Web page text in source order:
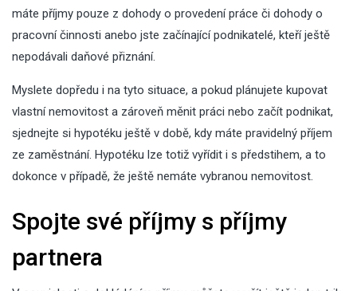
máte příjmy pouze z dohody o provedení práce či dohody o
pracovní činnosti anebo jste začínající podnikatelé, kteří ještě
nepodávali daňové přiznání.
Myslete dopředu i na tyto situace, a pokud plánujete kupovat
vlastní nemovitost a zároveň měnit práci nebo začít podnikat,
sjednejte si hypotéku ještě v době, kdy máte pravidelný příjem
ze zaměstnání. Hypotéku lze totiž vyřídit i s předstihem, a to
dokonce v případě, že ještě nemáte vybranou nemovitost.
Spojte své příjmy s příjmy
partnera